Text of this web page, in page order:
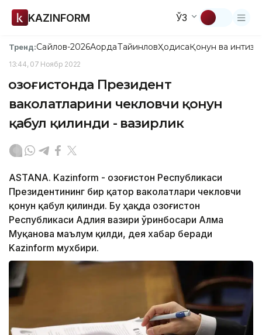
KAZINFORM ЎЗ
Тренд:Сайлов-2026АқордаТайинловҲодисаҚонун ва
13:44, 07 Ноябр 2022
Қозоғистонда Президент
ваколатларини чекловчи қонун
қабул қилинди - вазирлик
ASTANA. Kazinform - Қозоғистон Республикаси
Президентининг бир қатор ваколатлари чекловчи
қонун қабул қилинди. Бу ҳақда Қозоғистон
Республикаси Адлия вазири ўринбосари Алма
Муқанова маълум қилди, дея хабар беради
Kazinform мухбири.